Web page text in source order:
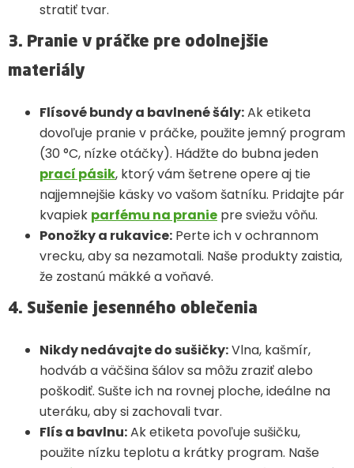
stratiť tvar.
3. Pranie v práčke pre odolnejšie
materiály
Flísové bundy a bavlnené šály:Ak etiketa
dovoľuje pranie v práčke, použite jemný program
(30 °C, nízke otáčky). Hádžte do bubna jeden
prací pásik, ktorý vám šetrene opere aj tie
najjemnejšie käsky vo vašom šatníku. Pridajte pár
kvapiek parfému na pranie pre sviežu vôňu.
Ponožky a rukavice: Perte ich v ochrannom
vrecku, aby sa nezamotali. Naše produkty zaistia,
že zostanú mäkké a voňavé.
4. Sušenie jesenného oblečenia
Nikdy nedávajte do sušičky:Vlna, kašmír,
hodváb a väčšina šálov sa môžu zraziť alebo
poškodiť. Sušte ich na rovnej ploche, ideálne na
uteráku, aby si zachovali tvar.
Flís a bavlnu:Ak etiketa povoľuje sušičku,
použite nízku teplotu a krátky program. Naše